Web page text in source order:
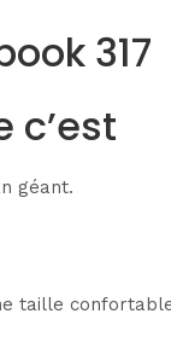
317
c’est
géant.
taille